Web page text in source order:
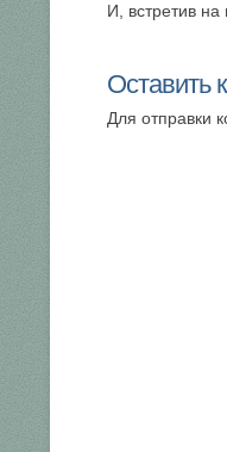
И, встретив на
Оставить
Для отправки